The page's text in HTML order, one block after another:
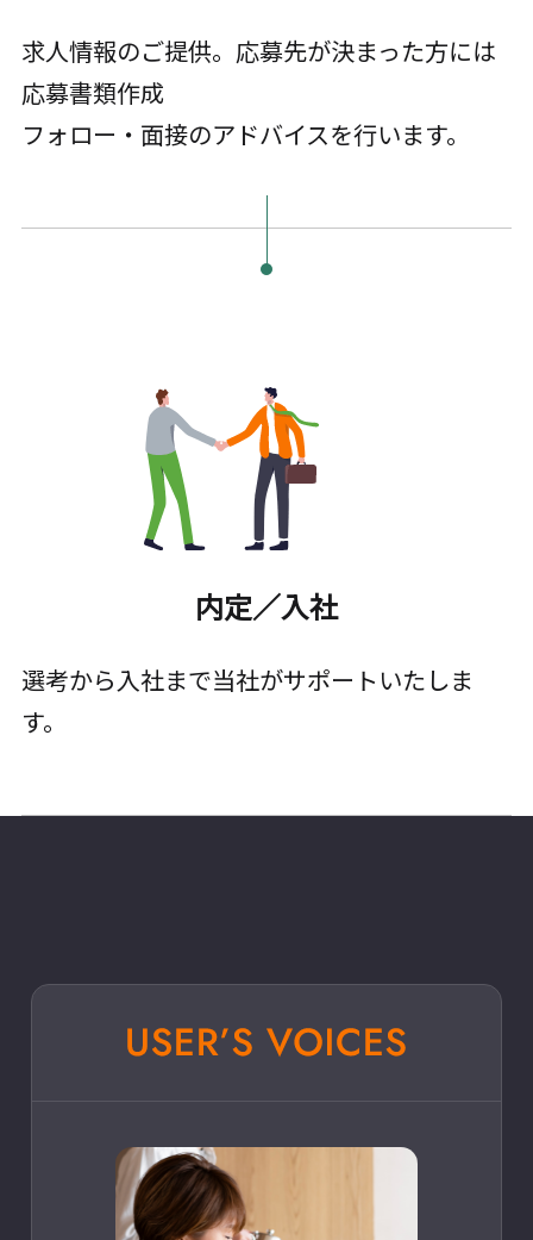
求人情報のご提供。応募先が決まった方には
応募書類作成
フォロー・面接のアドバイスを行います。
内定／入社
選考から入社まで当社がサポートいたしま
す。